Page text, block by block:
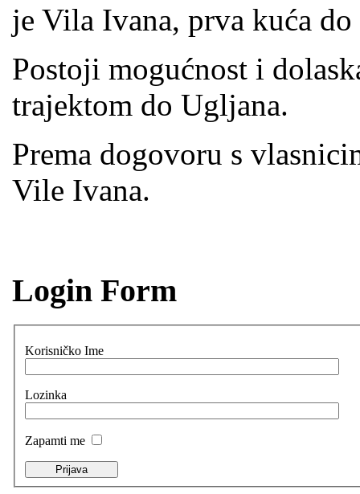
je Vila Ivana, prva kuća
Postoji mogućnost i
trajektom do Ugljana.
Prema dogovoru s
Vile Ivana.
Login Form
Korisničko Ime
Lozinka
Zapamti me